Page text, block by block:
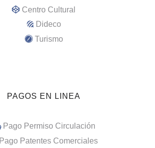
Centro Cultural
Dideco
Turismo
PAGOS EN LINEA
Pago Permiso Circulación
Pago Patentes Comerciales